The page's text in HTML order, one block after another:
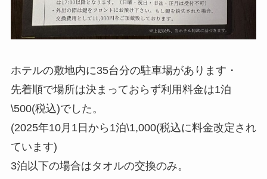
ホテルの敷地内に35台分の駐車場があります・
先着順で場所は決まっておらず利用料金は1泊
\500(税込)でした。
(2025年10月1日から1泊\1,000(税込に料金改定され
ています)
3泊以下の場合はタオルの交換のみ。